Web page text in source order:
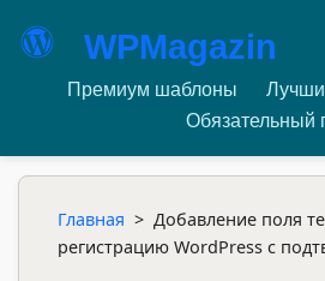
WPMagazin
Премиум шаблоны
Обязательный
Главная > Добавление поля
регистрацию WordPress с